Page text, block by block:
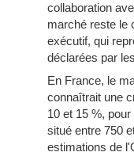
collaboration
marché reste le
exécutif, qui
déclarées par
En France, le
connaîtrait une
10 et 15 %,
situé entre 750
estimations de